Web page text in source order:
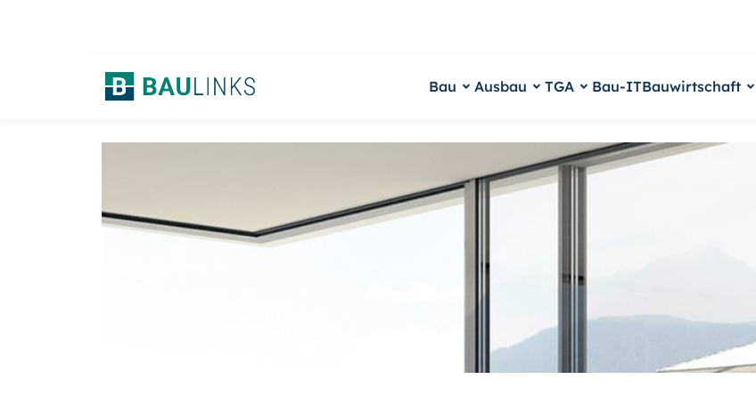
Bau Ausbau TGA Bau-ITBauwirtschaft